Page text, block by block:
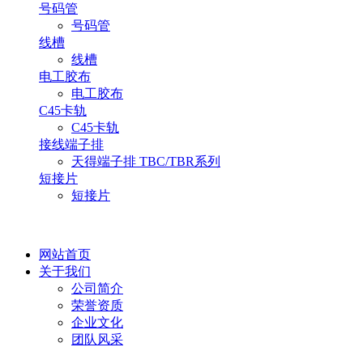
号码管
号码管
线槽
线槽
电工胶布
电工胶布
C45卡轨
C45卡轨
接线端子排
天得端子排 TBC/TBR系列
短接片
短接片
网站首页
关于我们
公司简介
荣誉资质
企业文化
团队风采